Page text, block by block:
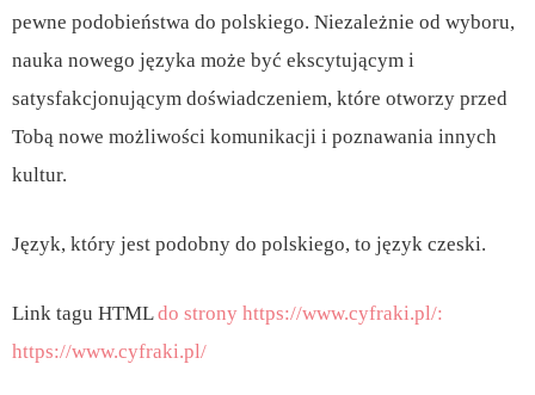
pewne podobieństwa do polskiego. Niezależnie od wyboru,
nauka nowego języka może być ekscytującym i
satysfakcjonującym doświadczeniem, które otworzy przed
Tobą nowe możliwości komunikacji i poznawania innych
kultur.
Język, który jest podobny do polskiego, to język czeski.
Link tagu HTMLdo strony https://www.cyfraki.pl/:
https://www.cyfraki.pl/